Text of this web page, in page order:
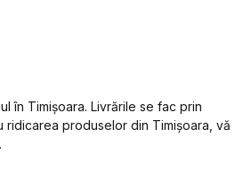
în Timișoara. Livrările se fac prin
ridicarea produselor din Timișoara, vă